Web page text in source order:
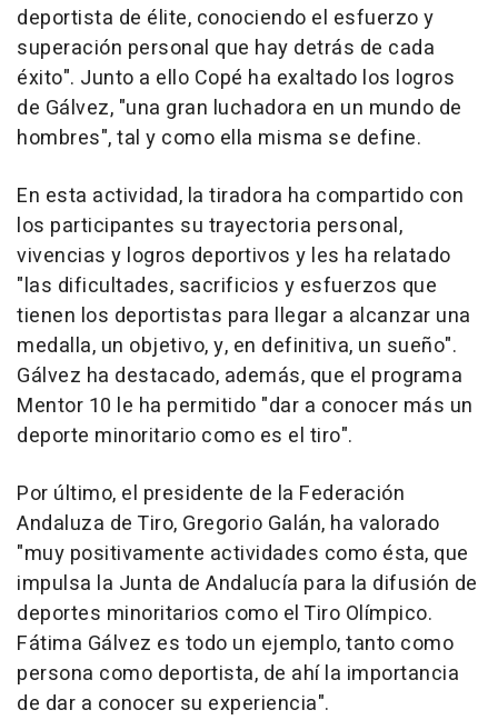
deportista de élite, conociendo el esfuerzo y
superación personal que hay detrás de cada
éxito". Junto a ello Copé ha exaltado los logros
de Gálvez, "una gran luchadora en un mundo de
hombres", tal y como ella misma se define.
En esta actividad, la tiradora ha compartido con
los participantes su trayectoria personal,
vivencias y logros deportivos y les ha relatado
"las dificultades, sacrificios y esfuerzos que
tienen los deportistas para llegar a alcanzar una
medalla, un objetivo, y, en definitiva, un sueño".
Gálvez ha destacado, además, que el programa
Mentor 10 le ha permitido "dar a conocer más un
deporte minoritario como es el tiro".
Por último, el presidente de la Federación
Andaluza de Tiro, Gregorio Galán, ha valorado
"muy positivamente actividades como ésta, que
impulsa la Junta de Andalucía para la difusión de
deportes minoritarios como el Tiro Olímpico.
Fátima Gálvez es todo un ejemplo, tanto como
persona como deportista, de ahí la importancia
de dar a conocer su experiencia".